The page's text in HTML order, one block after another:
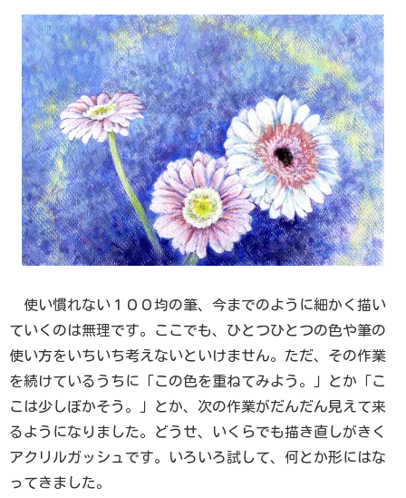
使い慣れない１００均の筆、今までのように細かく描い
ていくのは無理です。ここでも、ひとつひとつの色や筆の
使い方をいちいち考えないといけません。ただ、その作業
を続けているうちに「この色を重ねてみよう。」とか「こ
こは少しぼかそう。」とか、次の作業がだんだん見えて来
るようになりました。どうせ、いくらでも描き直しがきく
アクリルガッシュです。いろいろ試して、何とか形にはな
ってきました。